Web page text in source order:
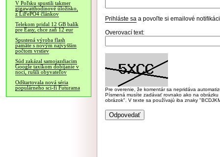
V Poľsku spustili takmer
gigawatthodinové úložisko,
z LiFePO4 článkov
Telekom pridal 12 GB balík
pre Easy, chce zaň 12 eur
Spustená výroba flash
pamäte s novým najvyšším
počtom vrstiev
Súd zakázal samojazdiacim
Google taxíkom dobíjanie v
noci, rušili obyvateľov
Odštartovala nová séria
populárneho sci-fi Futurama
Prihláste sa a povoľte si emailové
Overovací text:
Pre overenie, že komentár sa nepridáva
Písmená musíte zadávať rovnako ako na
obrázok". V texte sa používajú iba znaky